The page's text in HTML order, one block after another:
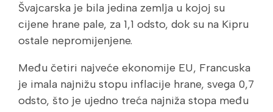
Švajcarska je bila jedina zemlja u kojoj su
cijene hrane pale, za 1,1 odsto, dok su na Kipru
ostale nepromijenjene.
Među četiri najveće ekonomije EU, Francuska
je imala najnižu stopu inflacije hrane, svega 0,7
odsto, što je ujedno treća najniža stopa među